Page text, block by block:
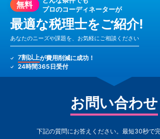
無料
プロのコーディネーターが
最適な税理士をご紹介!
あなたのニーズや課題を、お気軽にご相談ください
7割以上が費用削減に成功！
24時間365日受付
お問い合わせ
下記の質問にお答えください。最短30秒で完